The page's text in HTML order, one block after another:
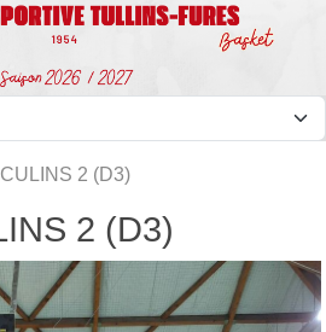
2 (D3)
2 (D3)